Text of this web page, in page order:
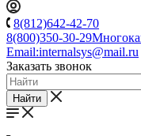
8(812)642-42-70
8(800)350-30-29
Email:internalsys@mail.ru
Заказать звонок
Найти